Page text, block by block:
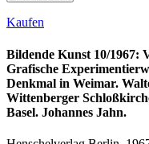
Kaufen
Bildende Kunst 10/1967:
Grafische
Denkmal in Weimar.
Wittenberger
Basel. Johannes Jahn.